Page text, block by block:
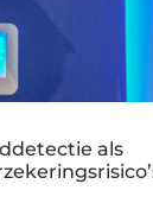
als